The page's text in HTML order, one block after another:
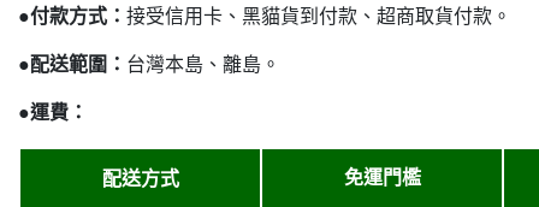
●付款方式： 接受信用卡、黑貓貨到付款、超商取貨付款。
●配送範圍： 台灣本島、離島。
●運費：
配送方式 免運門檻